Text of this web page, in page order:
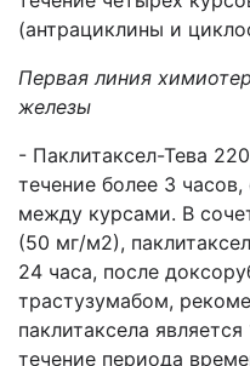
(антрациклины и
Первая линия
железы
- Паклитаксел-Тева
течение более 3
между курсами. В
(50 мг/м2),
24 часа, после
трастузумабом,
паклитаксела
течение периода